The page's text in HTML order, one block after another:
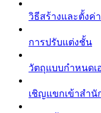
วิธีสร้างและตั้งค่
การปรับแต่งชั้น
วัตถุแบบกำหนดเ
เชิญแขกเข้าสำนั